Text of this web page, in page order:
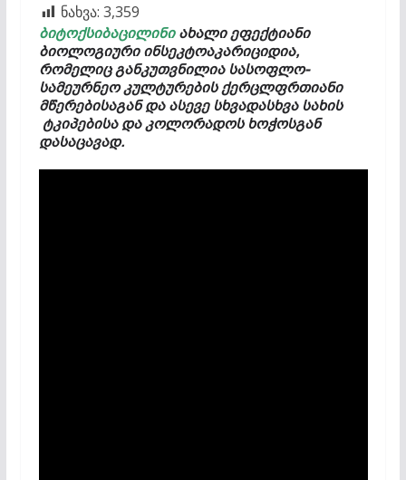
ნახვა: 3,359
ბიტოქსიბაცილინიახალი ეფექტიანი
ბიოლოგიური ინსეკტოაკარიციდია,
რომელიც განკუთვნილია სასოფლო-
სამეურნეო კულტურების ქერცლფრთიანი
მწერებისაგან და ასევე სხვადასხვა სახის
ტკიპებისა და კოლორადოს ხოჭოსგან
დასაცავად.